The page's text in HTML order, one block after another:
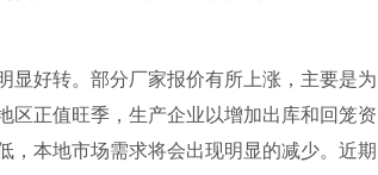
好转。部分厂家报价有所上涨，主要是为
区正值旺季，生产企业以增加出库和回笼资
，本地市场需求将会出现明显的减少。近期